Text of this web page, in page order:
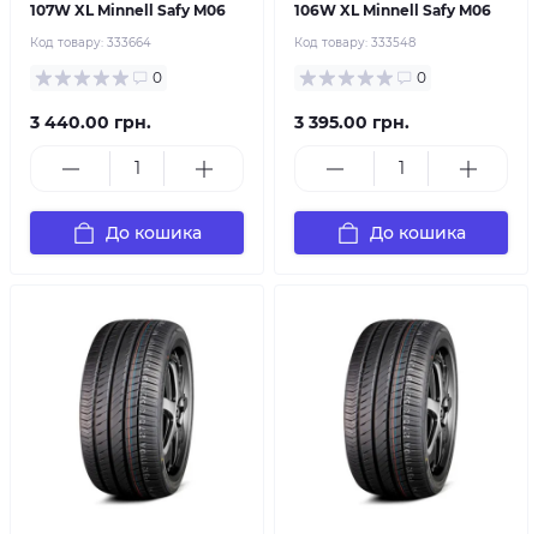
107W XL Minnell Safy M06
Код товару: 333664
0
3 440.00 грн.
До кошика
106W XL Minnell Safy M06
Код товару: 333548
0
3 395.00 грн.
До кошика